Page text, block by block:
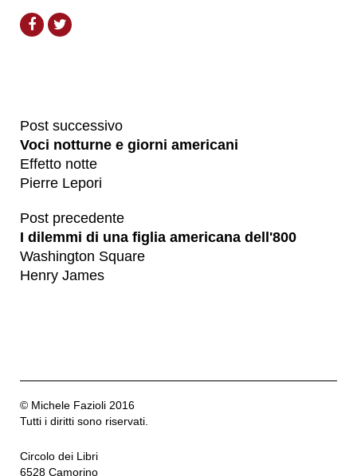
Post successivo
Voci notturne e giorni americani
Effetto notte
Pierre Lepori
Post precedente
I dilemmi di una figlia americana dell'800
Washington Square
Henry James
© Michele Fazioli 2016
Tutti i diritti sono riservati.
Circolo dei Libri
6528 Camorino